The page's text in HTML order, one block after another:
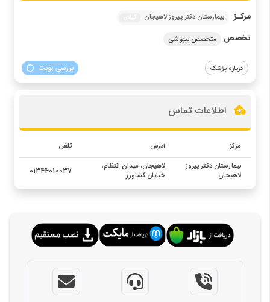
مرکـز بیمارستان دکتر پیروز لاهیجان
تخصص متخصص بیهوشی
درباره پزشک بررسی نوبت
اطلاعات تماس
مرکز آدرس
تلفن
بیمارستان دکتر پیروز
لاهیجان
لاهیجان، میدان انتظام،
خیابان کشاورز
01344010037